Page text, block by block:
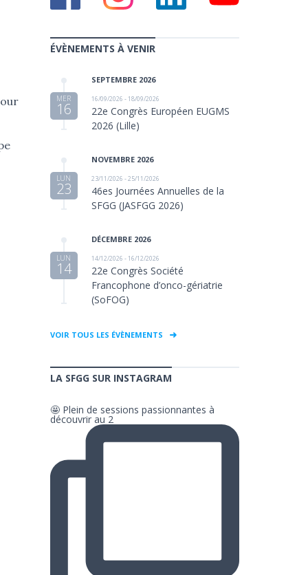
ÉVÈNEMENTS À VENIR
SEPTEMBRE 2026
MER
16
16/09/2026 - 18/09/2026
22e Congrès Européen EUGMS
2026 (Lille)
NOVEMBRE 2026
LUN
23
23/11/2026 - 25/11/2026
46es Journées Annuelles de la
SFGG (JASFGG 2026)
DÉCEMBRE 2026
LUN
14
14/12/2026 - 16/12/2026
22e Congrès Société
Francophone d’onco-gériatrie
(SoFOG)
VOIR TOUS LES ÉVÈNEMENTS
LA SFGG SUR INSTAGRAM
🤩 Plein de sessions passionnantes à
découvrir au 2